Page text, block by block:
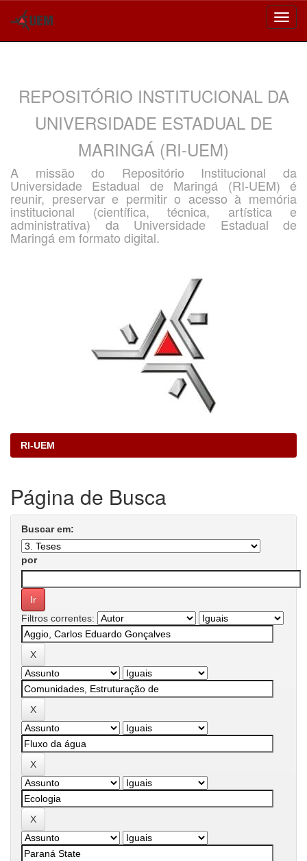
REPOSITÓRIO INSTITUCIONAL DA
UNIVERSIDADE ESTADUAL DE
MARINGÁ (RI-UEM)
A missão do Repositório Institucional da
Universidade Estadual de Maringá (RI-UEM) é
reunir, preservar e permitir o acesso à memória
institucional (científica, técnica, artística e
administrativa) da Universidade Estadual de
Maringá em formato digital.
RI-UEM
Página de Busca
Buscar em:
por
Filtros correntes: